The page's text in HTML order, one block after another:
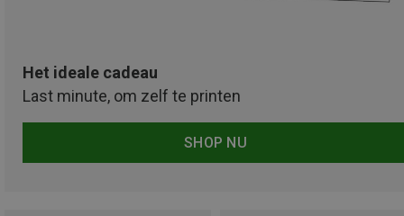
Het ideale cadeau
Last minute, om zelf te printen
SHOP NU